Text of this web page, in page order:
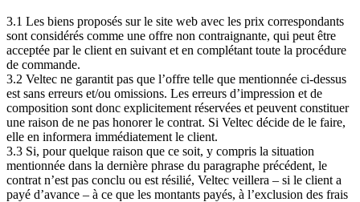
3.1 Les biens proposés sur le site web avec les prix correspondants
sont considérés comme une offre non contraignante, qui peut être
acceptée par le client en suivant et en complétant toute la procédure
de commande.
3.2 Veltec ne garantit pas que l’offre telle que mentionnée ci-dessus
est sans erreurs et/ou omissions. Les erreurs d’impression et de
composition sont donc explicitement réservées et peuvent constituer
une raison de ne pas honorer le contrat. Si Veltec décide de le faire,
elle en informera immédiatement le client.
3.3 Si, pour quelque raison que ce soit, y compris la situation
mentionnée dans la dernière phrase du paragraphe précédent, le
contrat n’est pas conclu ou est résilié, Veltec veillera – si le client a
payé d’avance – à ce que les montants payés, à l’exclusion des frais